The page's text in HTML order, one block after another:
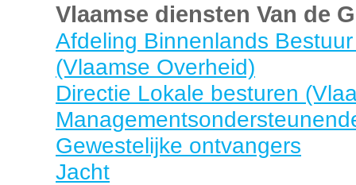
Vlaamse diensten Van de
Afdeling Binnenlands
(Vlaamse Overheid)
Directie Lokale besturen
Gewestelijke ontvangers
Jacht